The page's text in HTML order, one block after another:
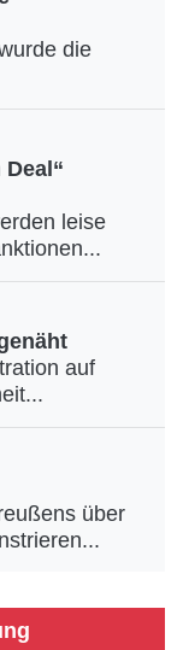
die
leise
auf
über